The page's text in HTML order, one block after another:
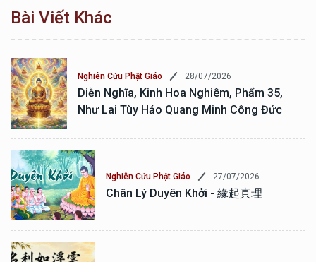
Bài Viết Khác
Nghiên Cứu Phật Giáo 28/07/2026
Diễn Nghĩa, Kinh Hoa Nghiêm, Phẩm 35,
Như Lai Tùy Hảo Quang Minh Công Đức
Nghiên Cứu Phật Giáo 27/07/2026
Chân Lý Duyên Khởi - 緣起真理